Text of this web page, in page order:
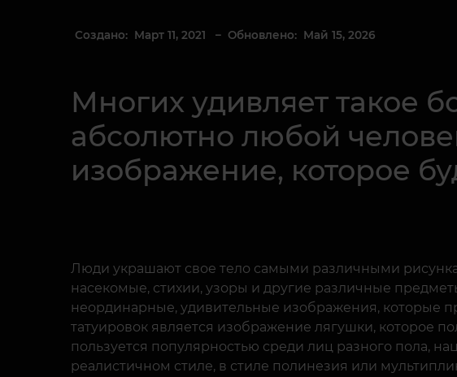
Создано: Март 11, 2021 – Обновлено: Май 15, 2026
Многих удивляет такое
абсолютно любой
изображение, которое
Люди украшают свое тело самыми различными
насекомые, стихии, узоры и другие различные
неординарные, удивительные изображения, которые
татуировок является изображение лягушки, которое
пользуется популярностью среди лиц разного пола,
реалистичном стиле, в стиле полинезия или